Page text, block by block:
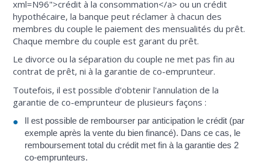
xml=N96">crédit à la consommation</a> ou un crédit
hypothécaire, la banque peut réclamer à chacun des
membres du couple le paiement des mensualités du prêt.
Chaque membre du couple est garant du prêt.
Le divorce ou la séparation du couple ne met pas fin au
contrat de prêt, ni à la garantie de co-emprunteur.
Toutefois, il est possible d'obtenir l'annulation de la
garantie de co-emprunteur de plusieurs façons :
Il est possible de rembourser par anticipation le crédit (par
exemple après la vente du bien financé). Dans ce cas, le
remboursement total du crédit met fin à la garantie des 2
co-emprunteurs.